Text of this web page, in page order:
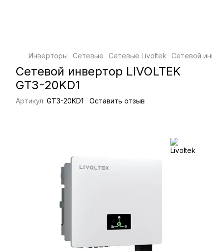
Инверторы Сетевые Сетевые Livoltek Сетевой
Сетевой инвертор LIVOLTEK
GT3-20KD1
Артикул: GT3-20KD1 Оставить отзыв